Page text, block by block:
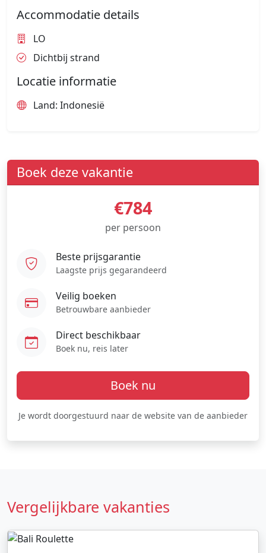
Accommodatie details
LO
Dichtbij strand
Locatie informatie
Land: Indonesië
Boek deze vakantie
€784
per persoon
Beste prijsgarantie
Laagste prijs gegarandeerd
Veilig boeken
Betrouwbare aanbieder
Direct beschikbaar
Boek nu, reis later
Boek nu
Je wordt doorgestuurd naar de website van de aanbieder
Vergelijkbare vakanties